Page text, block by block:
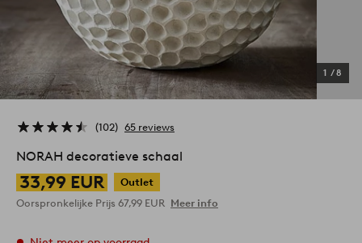
1 /8
102 65 reviews
NORAH decoratieve schaal
33,99 EUR
Outlet
Oorspronkelijke Prijs 67,99 EUR Meer info